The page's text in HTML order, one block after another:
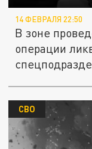
14 ФЕВРАЛЯ 22:50
В зоне
операции
СВО